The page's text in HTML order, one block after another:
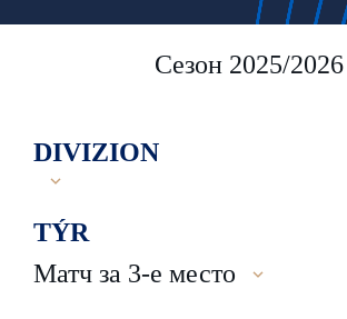
Сезон 2025/2026
DIVIZION
TÝR
Матч за 3-е место